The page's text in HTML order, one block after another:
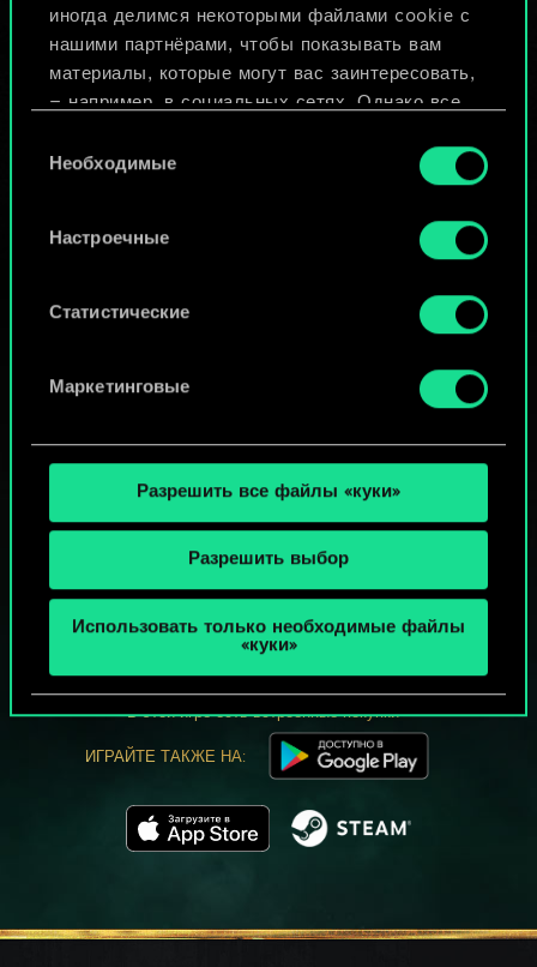
иногда делимся некоторыми файлами cookie с
нашими партнёрами, чтобы показывать вам
материалы, которые могут вас заинтересовать,
— например, в социальных сетях. Однако все
разрешения.
Найти подробную информацию о том, как мы
используем ваши файлы cookie, и изменить
«Настройки» ниже.
согласия
Необходимые
Настроечные
Статистические
Маркетинговые
Разрешить все файлы «куки»
Разрешить выбор
Использовать только необходимые файлы
«куки»
ИЛИ
МОЖЕТ ПАРТЕЕЧКУ В ГВИНТ?
ИГРАТЬ
БЕСПЛАТНО НА ПК
В этой игре есть встроенные покупки
ИГРАЙТЕ ТАКЖЕ НА: